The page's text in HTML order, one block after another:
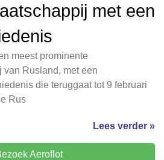
met een
meest prominente
van Rusland, met een
die teruggaat tot 9 februari
Rus
Lees verder »
Aeroflot